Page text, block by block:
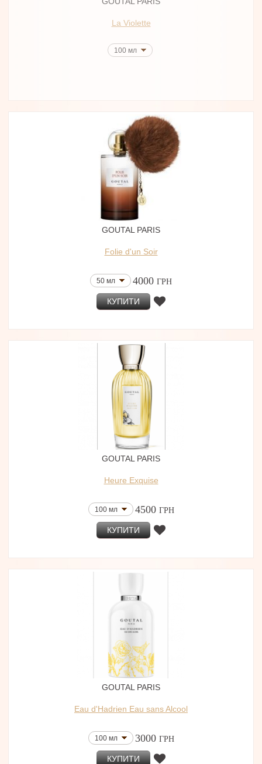
La Violette
100 мл
GOUTAL PARIS
Folie d'un Soir
50 мл 4000 ГРН
КУПИТИ
GOUTAL PARIS
Heure Exquise
100 мл 4500 ГРН
КУПИТИ
GOUTAL PARIS
Eau d'Hadrien Eau sans Alcool
100 мл 3000 ГРН
КУПИТИ